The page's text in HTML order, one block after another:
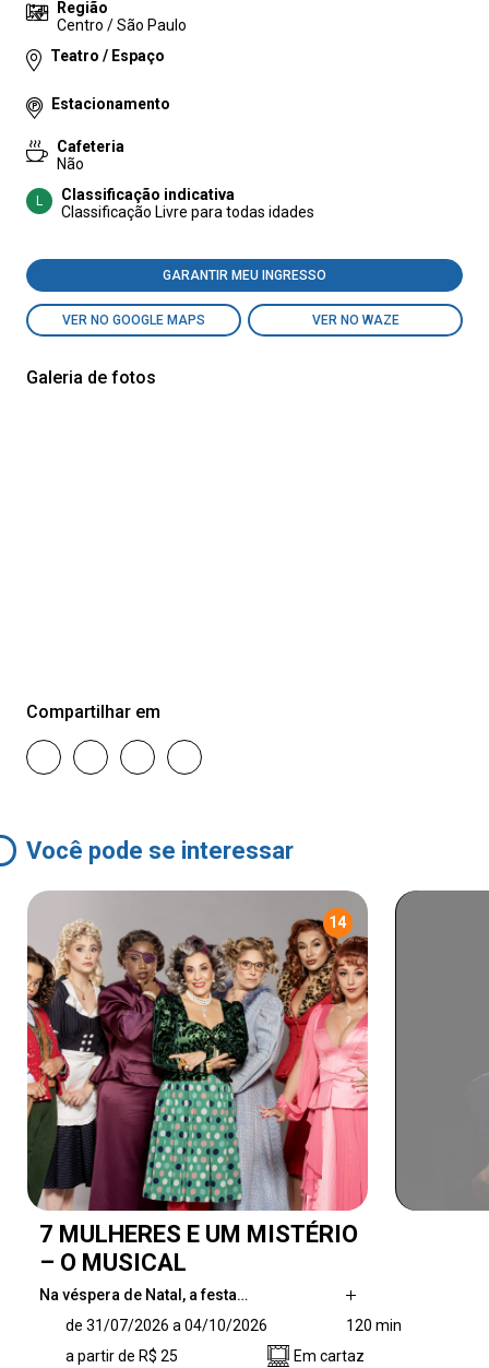
Região
Centro / São Paulo
Teatro / Espaço
Estacionamento
Cafeteria
Não
L
Classificação indicativa
Classificação Livre para todas idades
GARANTIR MEU INGRESSO
VER NO GOOGLE MAPS VER NO WAZE
Galeria de fotos
Compartilhar em
Você pode se interessar
14
7 MULHERES E UM MISTÉRIO
– O MUSICAL
Na véspera de Natal, a festa…
interrompida por um crime misterioso. Presas
numa mansão isolada, as sete mulheres da
de 31/07/2026 a 04/10/2026
120 min
a partir de R$ 25
Em cartaz